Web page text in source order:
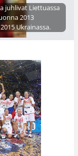
juhlivat Liettuassa
2013
Ukrainassa.